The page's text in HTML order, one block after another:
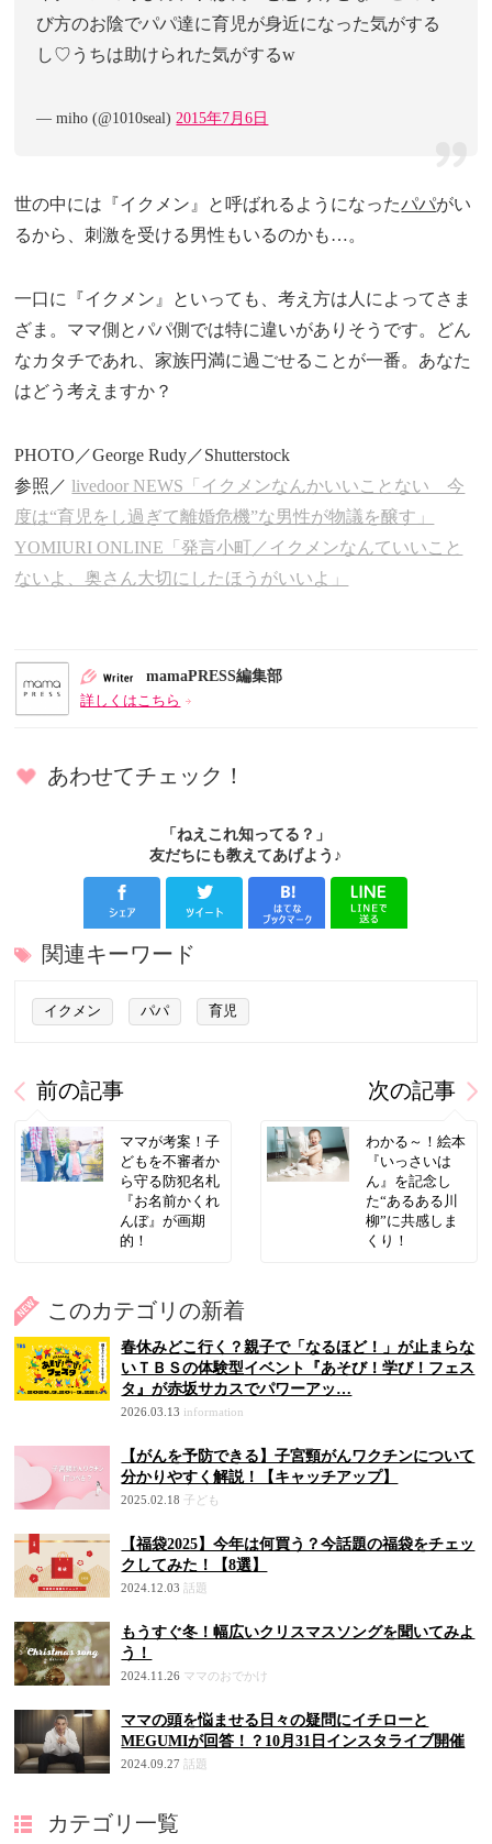
び方のお陰でパパ達に育児が身近になった気がする
し♡うちは助けられた気がするw
— miho (@1010seal)2015年7月6日
世の中には『イクメン』と呼ばれるようになったパパがい
るから、刺激を受ける男性もいるのかも…。
一口に『イクメン』といっても、考え方は人によってさま
ざま。ママ側とパパ側では特に違いがありそうです。どん
なカタチであれ、家族円満に過ごせることが一番。あなた
はどう考えますか？
PHOTO／George Rudy／Shutterstock
参照／ livedoor NEWS「イクメンなんかいいことない 今
度は“育児をし過ぎて離婚危機”な男性が物議を醸す」
YOMIURI ONLINE「発言小町／イクメンなんていいこと
ないよ、奥さん大切にしたほうがいいよ」
mamaPRESS編集部
詳しくはこちら
あわせてチェック！
「ねえこれ知ってる？」
友だちにも教えてあげよう♪
関連キーワード
イクメン パパ 育児
前の記事
ママが考案！子
どもを不審者か
ら守る防犯名札
『お名前かくれ
んぼ』が画期
的！
次の記事
わかる～！絵本
『いっさいは
ん』を記念し
た“あるある川
柳”に共感しま
くり！
このカテゴリの新着
春休みどこ行く？親子で「なるほど！」が止まらな
いＴＢＳの体験型イベント『あそび！学び！フェス
タ』が赤坂サカスでパワーアッ…
2026.03.13 information
【がんを予防できる】子宮頸がんワクチンについて
分かりやすく解説！【キャッチアップ】
2025.02.18 子ども
【福袋2025】今年は何買う？今話題の福袋をチェッ
クしてみた！【8選】
2024.12.03 話題
もうすぐ冬！幅広いクリスマスソングを聞いてみよ
う！
2024.11.26 ママのおでかけ
ママの頭を悩ませる日々の疑問にイチローと
MEGUMIが回答！？10月31日インスタライブ開催
2024.09.27 話題
カテゴリ一覧